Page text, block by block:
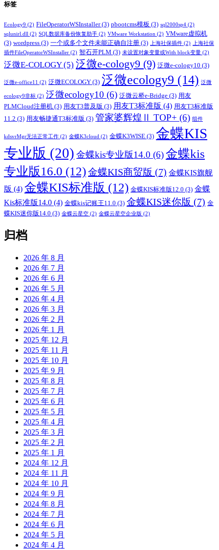
标签
Ecology9 (2) FileOperatorWSInstaller(3) pbootcms模板 (3) sql2000sp4 (2)
sqlunirl.dll (2) SQL数据库备份恢复助手 (2) VMware Workstation (2) VMware虚拟机
(3) wordpress (3) 一个或多个文件未能正确自注册 (3) 上海社保插件 (2)
上海社保
插件FileOperatorWSInstaller (2) 智石开PLM (3) 未设置对象变量或With block变量 (2)
泛微E-COLOGY(5) 泛微e-cology9 (9) 泛微e-cology10 (3)
泛微e-office11 (2) 泛微ECOLOGY (3) 泛微ecology9 (14) 泛微
ecology9非标 (2) 泛微ecology10 (6) 泛微云桥e-Bridge (3) 用友
PLMCloud注册机 (3) 用友T3普及版 (3) 用友T3标准版 (4) 用友T3标准版
11.2 (3) 用友畅捷通T3标准版 (3) 管家婆辉煌Ⅱ TOP+ (6) 组件
kdsvrMgr无法正常工作 (2) 金蝶K3cloud (2) 金蝶K3WISE (3) 金蝶KIS
专业版 (20) 金蝶kis专业版14.0 (6)金蝶kis
专业版16.0 (12)金蝶KIS商贸版 (7) 金蝶KIS旗舰
版 (4) 金蝶KIS标准版 (12) 金蝶KIS标准版12.0 (3) 金蝶
Kis标准版14.0 (4) 金蝶kis记账王11.0 (3) 金蝶KIS迷你版 (7) 金
蝶KIS迷你版14.0 (3) 金蝶云星空 (2) 金蝶云星空企业版 (2)
归档
2026 年 8 月
2026 年 7 月
2026 年 6 月
2026 年 5 月
2026 年 4 月
2026 年 3 月
2026 年 2 月
2026 年 1 月
2025 年 12 月
2025 年 11 月
2025 年 10 月
2025 年 9 月
2025 年 8 月
2025 年 7 月
2025 年 6 月
2025 年 5 月
2025 年 4 月
2025 年 3 月
2025 年 2 月
2025 年 1 月
2024 年 12 月
2024 年 11 月
2024 年 10 月
2024 年 9 月
2024 年 8 月
2024 年 7 月
2024 年 6 月
2024 年 5 月
2024 年 4 月